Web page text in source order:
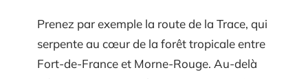
Prenez par exemple la route de la Trace, qui
serpente au cœur de la forêt tropicale entre
Fort-de-France et Morne-Rouge. Au-delà